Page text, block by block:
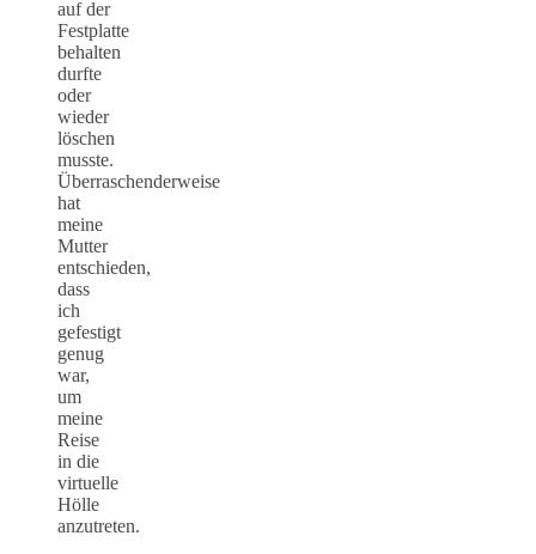
auf der
Festplatte
behalten
durfte
oder
wieder
löschen
musste.
Überraschenderweise
hat
meine
Mutter
entschieden,
dass
ich
gefestigt
genug
war,
um
meine
Reise
in die
virtuelle
Hölle
anzutreten.